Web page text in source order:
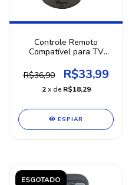
Controle Remoto
Compatível para TV
R$36,90
R$33,99
2 x deR$18,29
ESPIAR
ESGOTADO